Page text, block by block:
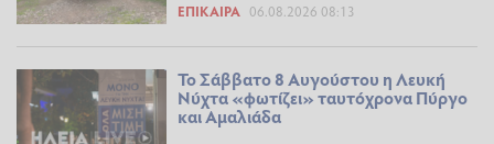
ΕΠΊΚΑΙΡΑ 06.08.2026 08:13
Το Σάββατο 8 Αυγούστου η Λευκή
Νύχτα «φωτίζει» ταυτόχρονα Πύργο
και Αμαλιάδα